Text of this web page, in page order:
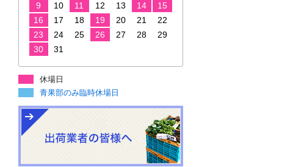
9
10 11 12 13 14
15
16
17 18 19 20 21
22
23
24 25 26 27 28
29
30
31
休場日
青果部のみ臨時休場日